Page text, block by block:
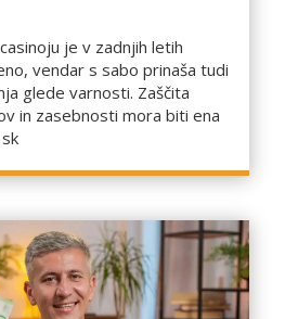
je v zadnjih letih
vendar s sabo prinaša tudi
glede varnosti. Zaščita
in zasebnosti mora biti ena